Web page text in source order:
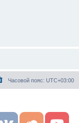
Часовой пояс: UTC+03:00